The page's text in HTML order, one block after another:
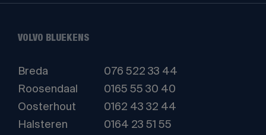
VOLVO BLUEKENS
Breda
076 522 33 44
Roosendaal
0165 55 30 40
Oosterhout
0162 43 32 44
Halsteren
0164 23 51 55